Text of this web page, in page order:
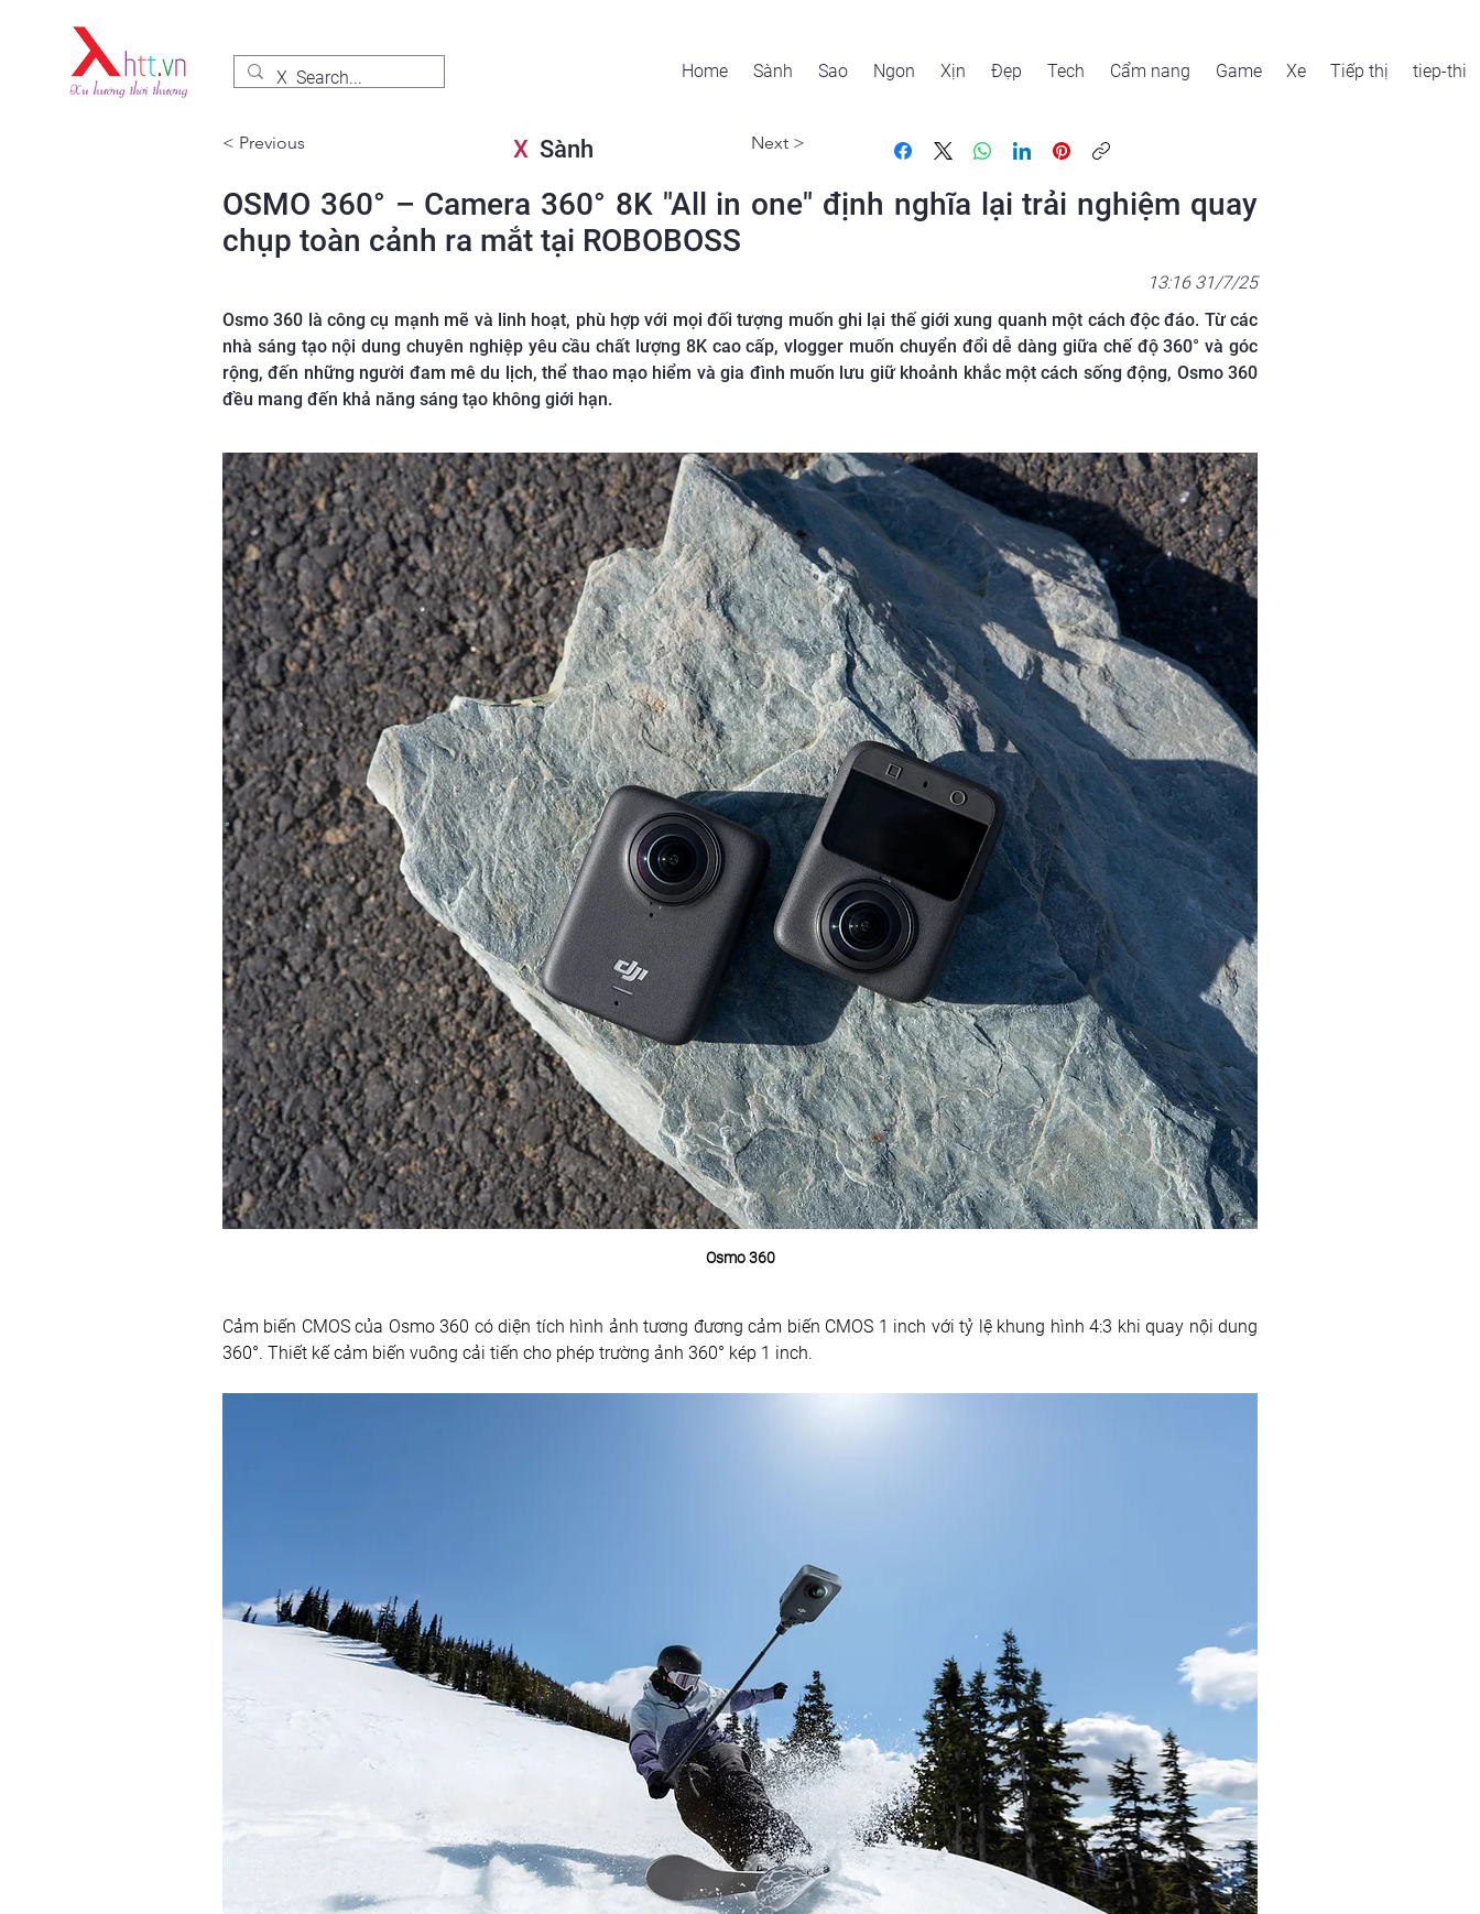
Home Sành Sao Ngon Xịn Đẹp Tech Cẩm nang Game Xe Tiếp thị tiep-thi
< Previous XSành Next >
OSMO 360° – Camera 360° 8K "All in one" định nghĩa lại trải nghiệm quay
chụp toàn cảnh ra mắt tại ROBOBOSS
13:16 31/7/25
Osmo 360 là công cụ mạnh mẽ và linh hoạt, phù hợp với mọi đối tượng muốn ghi lại thế giới xung quanh một cách độc đáo. Từ các
nhà sáng tạo nội dung chuyên nghiệp yêu cầu chất lượng 8K cao cấp, vlogger muốn chuyển đổi dễ dàng giữa chế độ 360° và góc
rộng, đến những người đam mê du lịch, thể thao mạo hiểm và gia đình muốn lưu giữ khoảnh khắc một cách sống động, Osmo 360
đều mang đến khả năng sáng tạo không giới hạn.
Osmo 360
Cảm biến CMOS của Osmo 360 có diện tích hình ảnh tương đương cảm biến CMOS 1 inch với tỷ lệ khung hình 4:3 khi quay nội dung
360°. Thiết kế cảm biến vuông cải tiến cho phép trường ảnh 360° kép 1 inch.